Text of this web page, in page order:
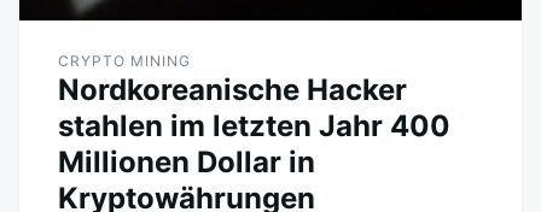
CRYPTO MINING
Nordkoreanische Hacker
stahlen im letzten Jahr 400
Millionen Dollar in
Kryptowährungen